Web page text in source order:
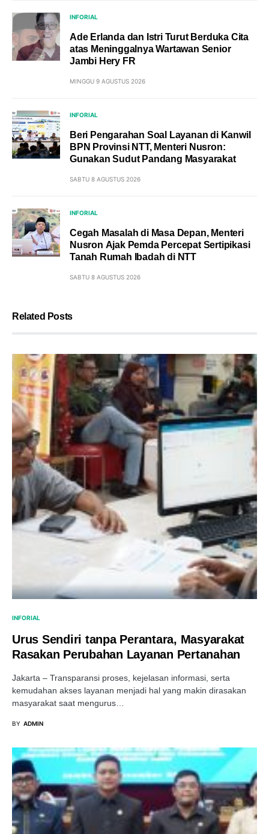
INFORIAL
Ade Erlanda dan Istri Turut Berduka Cita
atas Meninggalnya Wartawan Senior
Jambi Hery FR
MINGGU 9 AGUSTUS 2026
INFORIAL
Beri Pengarahan Soal Layanan di Kanwil
BPN Provinsi NTT, Menteri Nusron:
Gunakan Sudut Pandang Masyarakat
SABTU 8 AGUSTUS 2026
INFORIAL
Cegah Masalah di Masa Depan, Menteri
Nusron Ajak Pemda Percepat Sertipikasi
Tanah Rumah Ibadah di NTT
SABTU 8 AGUSTUS 2026
Related Posts
INFORIAL
Urus Sendiri tanpa Perantara, Masyarakat
Rasakan Perubahan Layanan Pertanahan
Jakarta – Transparansi proses, kejelasan informasi, serta
kemudahan akses layanan menjadi hal yang makin dirasakan
masyarakat saat mengurus…
BY ADMIN